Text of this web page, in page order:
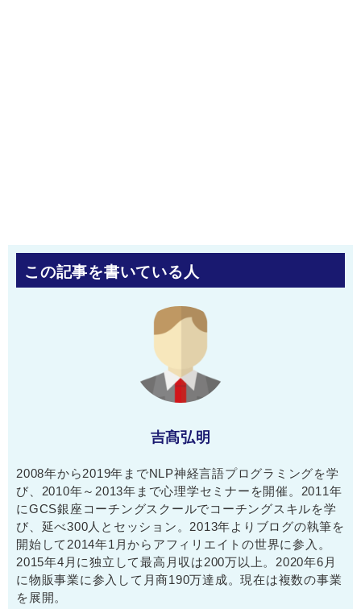
この記事を書いている人
吉髙弘明
2008年から2019年までNLP神経言語プログラミングを学
び、2010年～2013年まで心理学セミナーを開催。2011年
にGCS銀座コーチングスクールでコーチングスキルを学
び、延べ300人とセッション。2013年よりブログの執筆を
開始して2014年1月からアフィリエイトの世界に参入。
2015年4月に独立して最高月収は200万以上。2020年6月
に物販事業に参入して月商190万達成。現在は複数の事業
を展開。